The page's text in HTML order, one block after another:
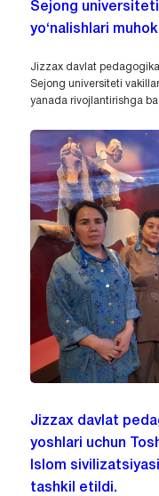
Sejong universiteti
yo‘nalishlari
Jizzax davlat
Sejong universiteti
yanada rivojlantirishga
Jizzax davlat
yoshlari uchun
Islom
tashkil etildi.